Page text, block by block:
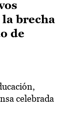
brecha
de
celebrada